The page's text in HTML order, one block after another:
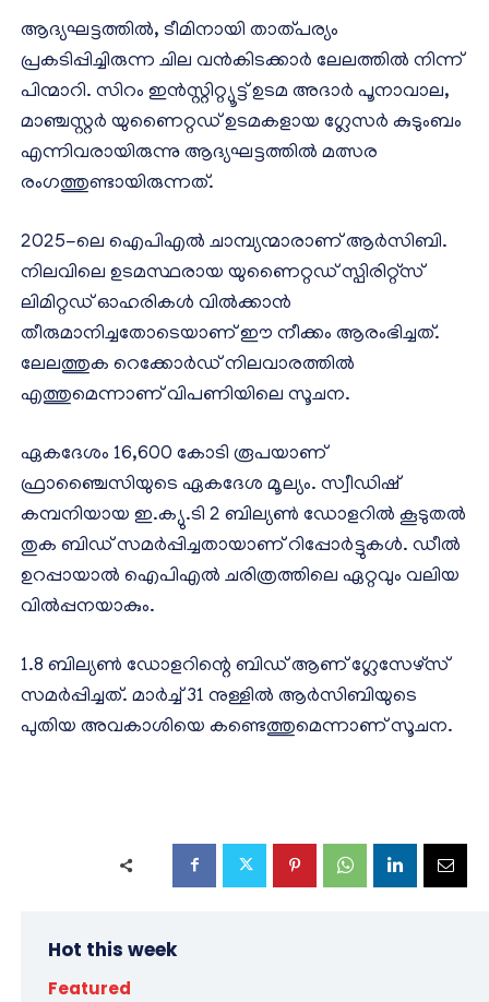
ആദ്യഘട്ടത്തില്‍, ടീമിനായി താത്പര്യം
പ്രകടിപ്പിച്ചിരുന്ന ചില വന്‍കിടക്കാര്‍ ലേലത്തില്‍ നിന്ന്
പിന്മാറി. സിറം ഇന്‍സ്റ്റിറ്റ്യൂട്ട് ഉടമ അദാര്‍ പൂനാവാല,
മാഞ്ചസ്റ്റര്‍ യുണൈറ്റഡ് ഉടമകളായ ഗ്ലേസര്‍ കുടുംബം
എന്നിവരായിരുന്നു ആദ്യഘട്ടത്തില്‍ മത്സര
രംഗത്തുണ്ടായിരുന്നത്.
2025-ലെ ഐപിഎല്‍ ചാമ്പ്യന്മാരാണ് ആര്‍സിബി.
നിലവിലെ ഉടമസ്ഥരായ യുണൈറ്റഡ് സ്പിരിറ്റ്‌സ്
ലിമിറ്റഡ് ഓഹരികള്‍ വില്‍ക്കാന്‍
തീരുമാനിച്ചതോടെയാണ് ഈ നീക്കം ആരംഭിച്ചത്.
ലേലത്തുക റെക്കോര്‍ഡ് നിലവാരത്തില്‍
എത്തുമെന്നാണ് വിപണിയിലെ സൂചന.
ഏകദേശം 16,600 കോടി രൂപയാണ്
ഫ്രാഞ്ചൈസിയുടെ ഏകദേശ മൂല്യം. സ്വീഡിഷ്
കമ്പനിയായ ഇ.ക്യു.ടി 2 ബില്യണ്‍ ഡോളറില്‍ കൂടുതല്‍
തുക ബിഡ് സമര്‍പ്പിച്ചതായാണ് റിപ്പോര്‍ട്ടുകള്‍. ഡീല്‍
ഉറപ്പായാല്‍ ഐപിഎല്‍ ചരിത്രത്തിലെ ഏറ്റവും വലിയ
വില്‍പ്പനയാകും.
1.8 ബില്യണ്‍ ഡോളറിന്റെ ബിഡ് ആണ് ഗ്ലേസേഴ്‌സ്
സമര്‍പ്പിച്ചത്. മാര്‍ച്ച് 31 നുള്ളില്‍ ആര്‍സിബിയുടെ
പുതിയ അവകാശിയെ കണ്ടെത്തുമെന്നാണ് സൂചന.
Hot this week
Featured